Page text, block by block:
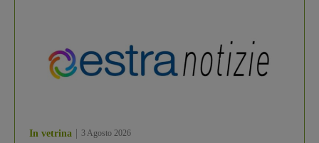
In vetrina 3 Agosto 2026